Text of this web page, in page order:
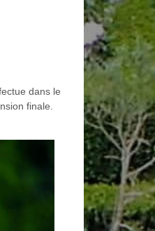
dans le
finale.